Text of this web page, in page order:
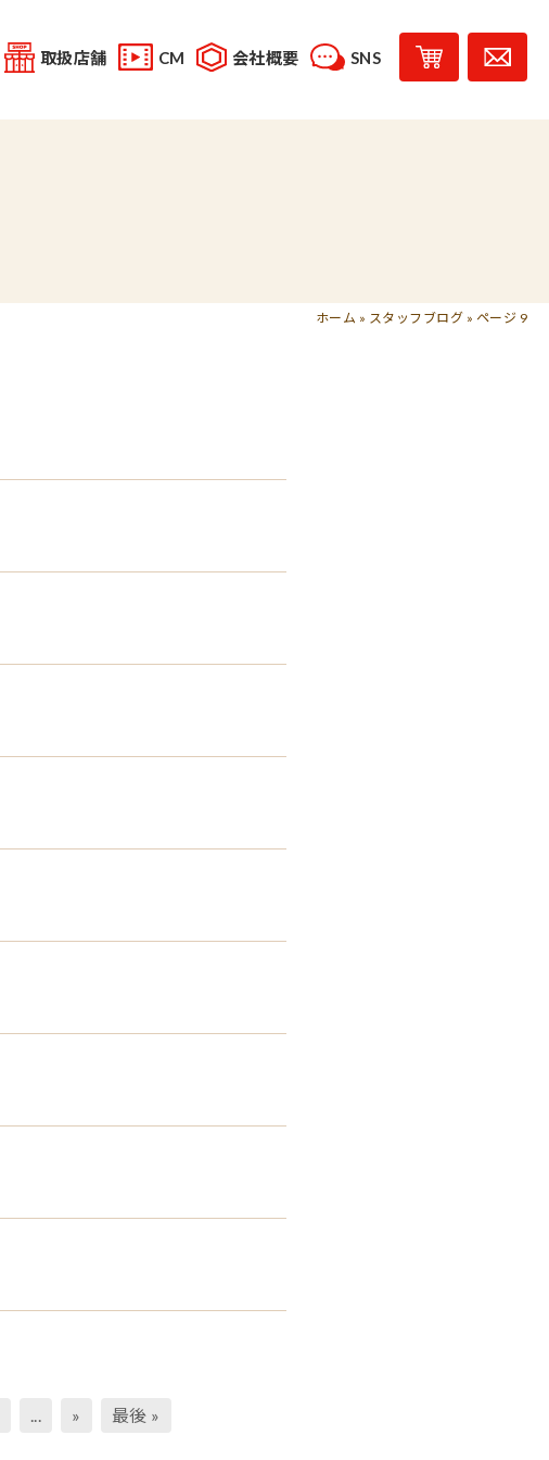
取扱店舗 CM 会社概要 SNS
ホーム » スタッフブログ » ページ 9
... » 最後 »